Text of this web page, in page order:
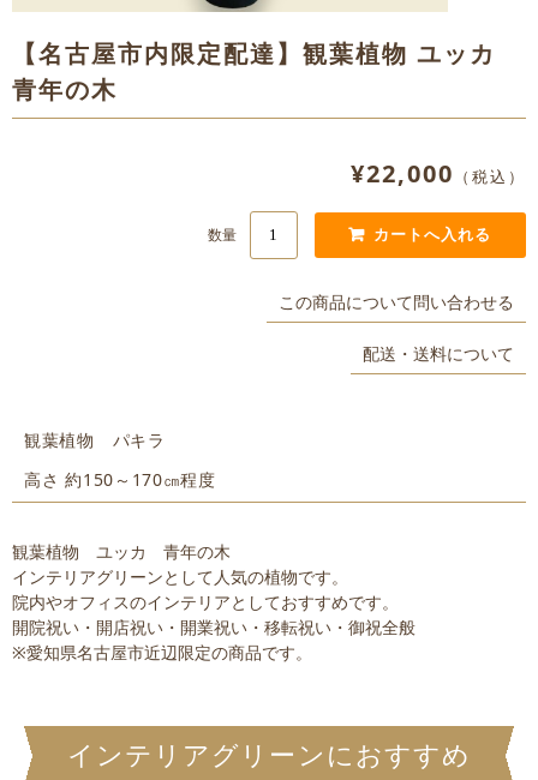
【名古屋市内限定配達】観葉植物 ユッカ
青年の木
¥22,000 （税込）
数量
この商品について問い合わせる
配送・送料について
観葉植物 パキラ
高さ 約150～170㎝程度
観葉植物 ユッカ 青年の木
インテリアグリーンとして人気の植物です。
院内やオフィスのインテリアとしておすすめです。
開院祝い・開店祝い・開業祝い・移転祝い・御祝全般
※愛知県名古屋市近辺限定の商品です。
インテリアグリーンにおすすめ